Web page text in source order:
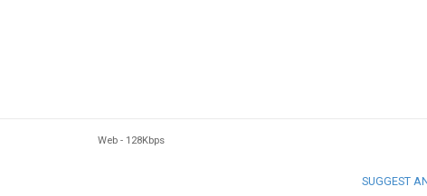
Web - 128Kbps
SUGGEST